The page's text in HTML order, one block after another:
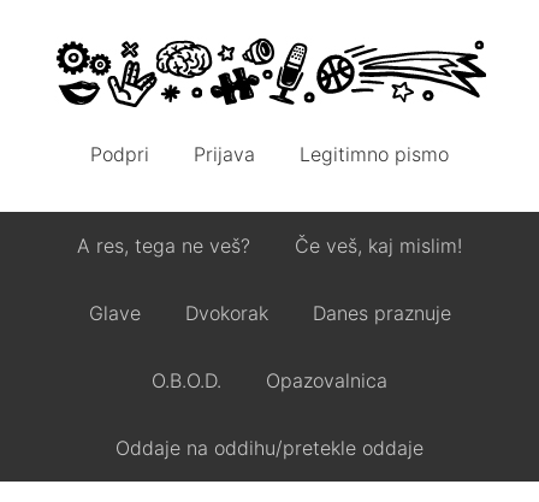
Podpri Prijava Legitimno pismo
A res, tega ne veš? Če veš, kaj mislim!
Glave Dvokorak Danes praznuje
O.B.O.D. Opazovalnica
Oddaje na oddihu/pretekle oddaje